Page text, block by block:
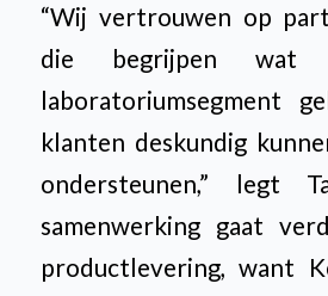
“Wij vertrouwen op
die begrijpen
laboratoriumsegment
klanten deskundig
ondersteunen,” legt
samenwerking gaat
productlevering, want